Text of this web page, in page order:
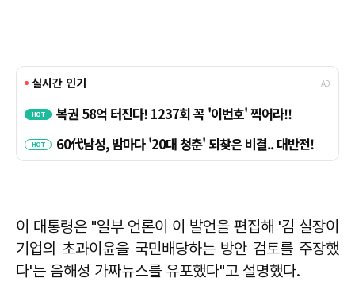
이 대통령은 "일부 언론이 이 발언을 편집해 '김 실장이
기업의 초과이윤을 국민배당하는 방안 검토를 주장했
다'는 음해성 가짜뉴스를 유포했다"고 설명했다.